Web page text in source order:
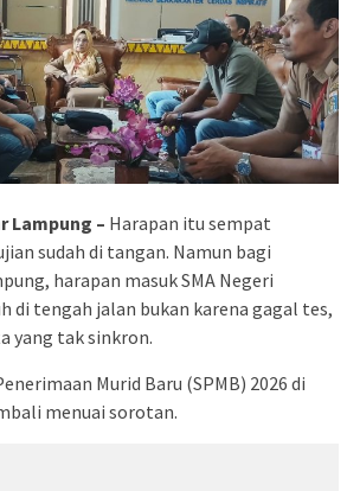
Lampung – Harapan itu sempat
sudah di tangan. Namun bagi
harapan masuk SMA Negeri
di tengah jalan bukan karena gagal tes,
yang tak sinkron.
Murid Baru (SPMB) 2026 di
menuai sorotan.